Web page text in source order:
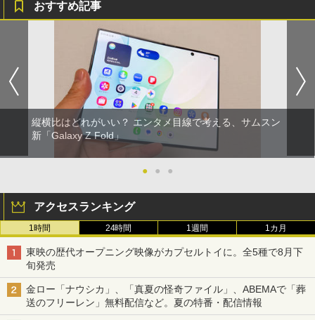
おすすめ記事
縦横比はどれがいい？ エンタメ目線で考える、サムスン
新「Galaxy Z Fold」
● ● ●
アクセスランキング
1時間 24時間 1週間 1カ月
東映の歴代オープニング映像がカプセルトイに。全5種で8月下
旬発売
金ロー「ナウシカ」、「真夏の怪奇ファイル」、ABEMAで「葬
送のフリーレン」無料配信など。夏の特番・配信情報